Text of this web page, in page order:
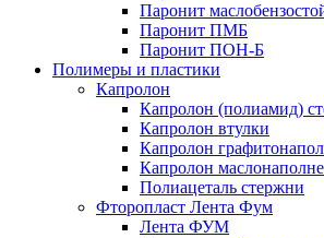
Паронит
Паронит ПМБ
Паронит ПОН-Б
Полимеры и пластики
Капролон
Капролон (полиамид)
Капролон втулки
Капролон
Капролон
Полиацеталь стержни
Фторопласт Лента Фум
Лента ФУМ